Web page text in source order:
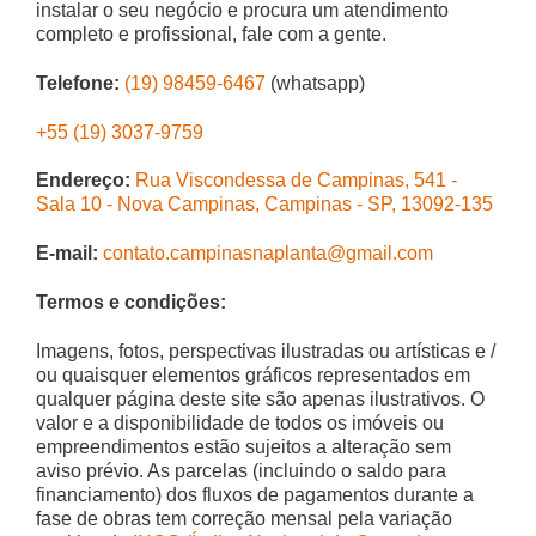
instalar o seu negócio e procura um atendimento
completo e profissional, fale com a gente.
Telefone: (19) 98459-6467 (whatsapp)
+55 (19) 3037-9759
Endereço: Rua Viscondessa de Campinas, 541 -
Sala 10 - Nova Campinas, Campinas - SP, 13092-135
E-mail: contato.campinasnaplanta@gmail.com
Termos e condições:
Imagens, fotos, perspectivas ilustradas ou artísticas e /
ou quaisquer elementos gráficos representados em
qualquer página deste site são apenas ilustrativos. O
valor e a disponibilidade de todos os imóveis ou
empreendimentos estão sujeitos a alteração sem
aviso prévio. As parcelas (incluindo o saldo para
financiamento) dos fluxos de pagamentos durante a
fase de obras tem correção mensal pela variação